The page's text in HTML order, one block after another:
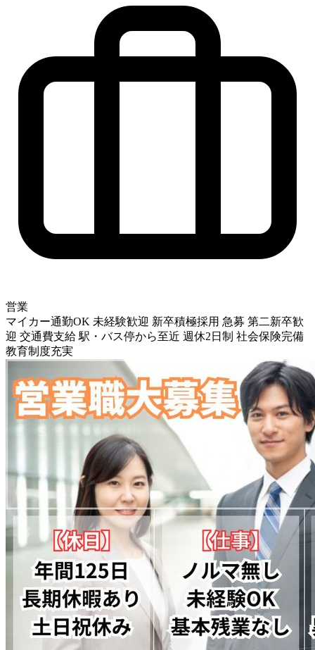
営業
マイカー通勤OK 未経験歓迎 新卒積極採用 急募 第二新卒歓
迎 交通費支給 駅・バス停から至近 週休2日制 社会保険完備
教育制度充実